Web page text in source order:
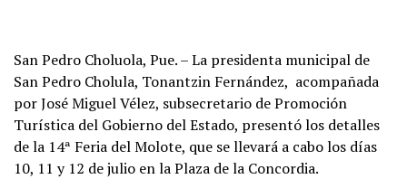
San Pedro Choluola, Pue. – La presidenta municipal de
San Pedro Cholula, Tonantzin Fernández, acompañada
por José Miguel Vélez, subsecretario de Promoción
Turística del Gobierno del Estado, presentó los detalles
de la 14ª Feria del Molote, que se llevará a cabo los días
10, 11 y 12 de julio en la Plaza de la Concordia.